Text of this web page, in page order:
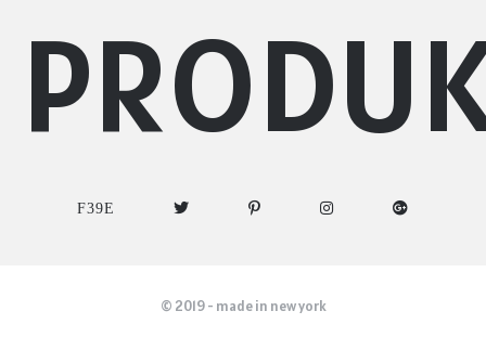
© 2019 - made in new york